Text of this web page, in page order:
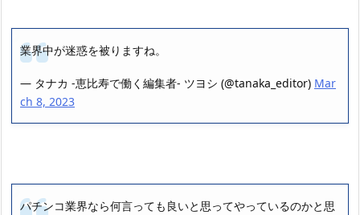
業界中が迷惑を被りますね。
— タナカ -恵比寿で働く編集者- ツヨシ (@tanaka_editor) Mar
ch 8, 2023
パチンコ業界なら何言っても良いと思ってやっているのかと思